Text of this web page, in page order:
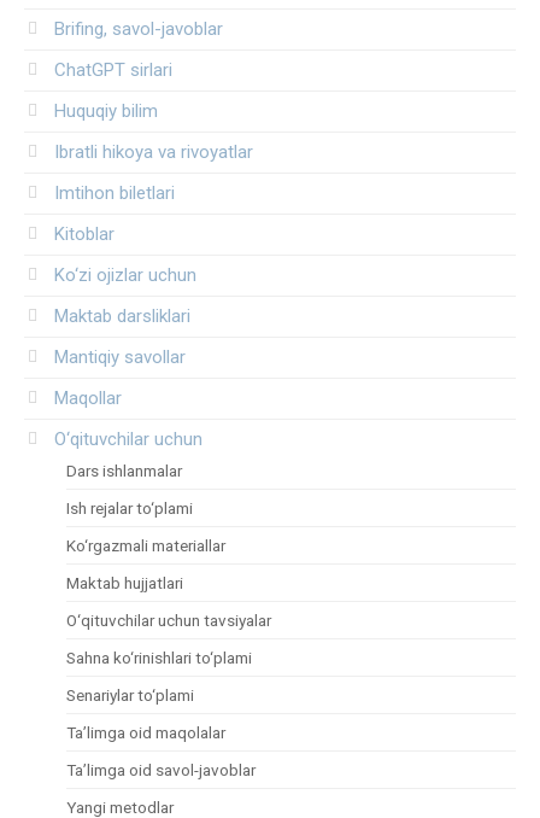
Brifing, savol-javoblar
ChatGPT sirlari
Huquqiy bilim
Ibratli hikoya va rivoyatlar
Imtihon biletlari
Kitoblar
Ko‘zi ojizlar uchun
Maktab darsliklari
Mantiqiy savollar
Maqollar
O‘qituvchilar uchun
Dars ishlanmalar
Ish rejalar to‘plami
Ko‘rgazmali materiallar
Maktab hujjatlari
O‘qituvchilar uchun tavsiyalar
Sahna ko‘rinishlari to‘plami
Senariylar to‘plami
Ta’limga oid maqolalar
Ta’limga oid savol-javoblar
Yangi metodlar